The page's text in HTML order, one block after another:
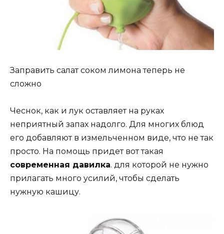
Заправить салат соком лимона теперь не
сложно
Чеснок, как и лук оставляет на руках
неприятный запах надолго. Для многих блюд
его добавляют в измельченном виде, что не так
просто. На помощь придет вот такая
современная давилка. для которой не нужно
прилагать много усилий, чтобы сделать
нужную кашицу.